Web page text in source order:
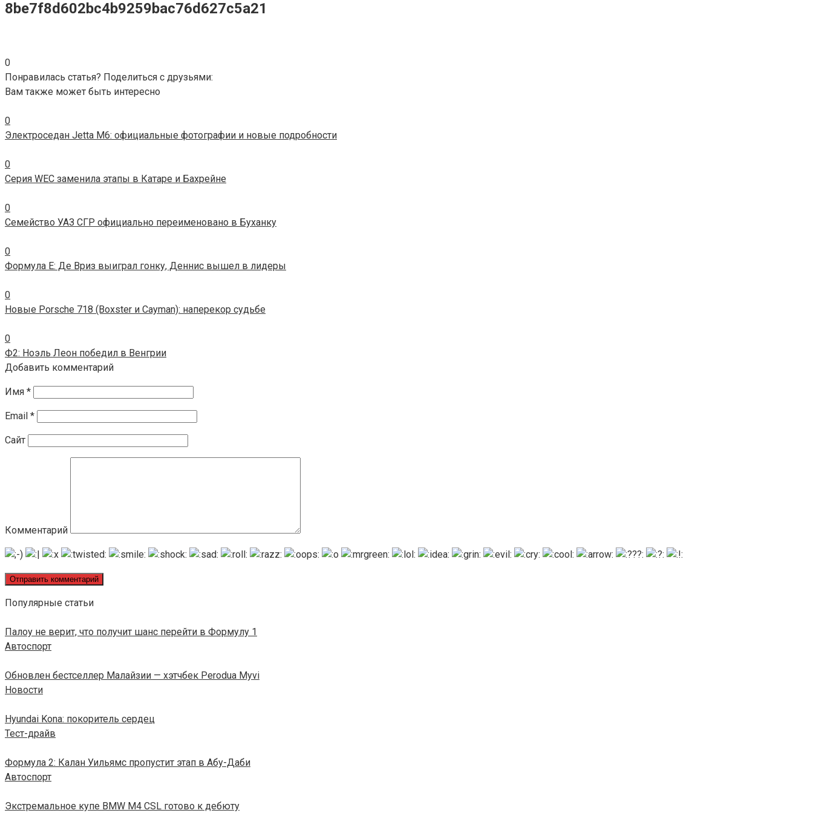
8be7f8d602bc4b9259bac76d627c5a21
0
Понравилась статья? Поделиться с друзьями:
Вам также может быть интересно
0
Электроседан Jetta M6: официальные фотографии и новые подробности
0
Серия WEC заменила этапы в Катаре и Бахрейне
0
Семейство УАЗ СГР официально переименовано в Буханку
0
Формула E: Де Вриз выиграл гонку, Деннис вышел в лидеры
0
Новые Porsche 718 (Boxster и Cayman): наперекор судьбе
0
Ф2: Ноэль Леон победил в Венгрии
Добавить комментарий
Имя *
Email *
Сайт
Комментарий
Популярные статьи
Палоу не верит, что получит шанс перейти в Формулу 1
Автоспорт
Обновлен бестселлер Малайзии — хэтчбек Perodua Myvi
Новости
Hyundai Kona: покоритель сердец
Тест-драйв
Формула 2: Калан Уильямс пропустит этап в Абу-Даби
Автоспорт
Экстремальное купе BMW M4 CSL готово к дебюту